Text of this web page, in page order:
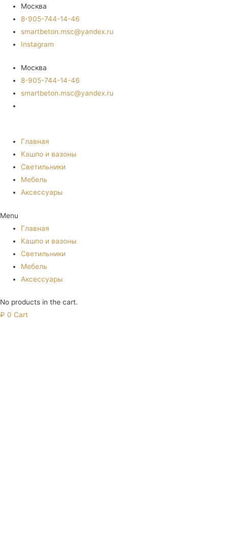
Москва
8-905-744-14-46
smartbeton.msc@yandex.ru
Instagram
Москва
8-905-744-14-46
smartbeton.msc@yandex.ru
Главная
Кашпо и вазоны
Светильники
Мебель
Аксессуары
Menu
Главная
Кашпо и вазоны
Светильники
Мебель
Аксессуары
No products in the cart.
₽ 0 Cart